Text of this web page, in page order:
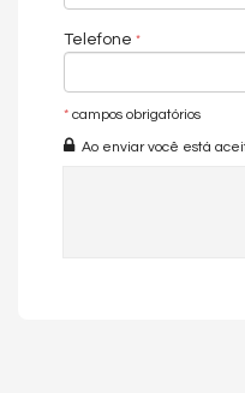
Área de Serviço
Sacada / Varanda
Sala de Estar
Sala de Jantar
Telefone
* campos obrigatórios
Ao enviar você está